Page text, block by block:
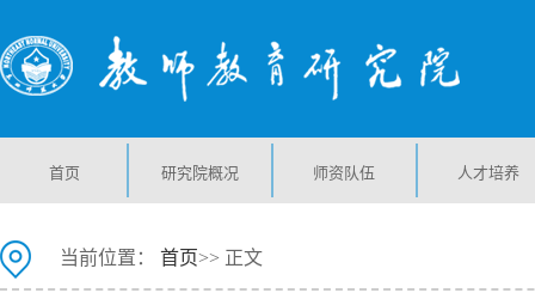
首页 研究院概况 师资队伍 人才培养
当前位置： 首页>> 正文